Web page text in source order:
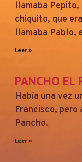
llamaba Pepito,
chiquito, que
llamaba Pablo,
Leer »
PANCHO EL
Había una vez
Francisco, pero
Pancho.
Leer »